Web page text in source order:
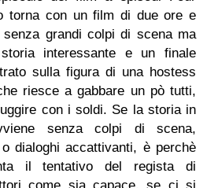
torna con un film di due ore e
grandi colpi di scena ma
interessante e un finale
sulla figura di una hostess
riesce a gabbare un pò tutti,
con i soldi. Se la storia in
senza colpi di scena,
dialoghi accattivanti, è perchè
il tentativo del regista di